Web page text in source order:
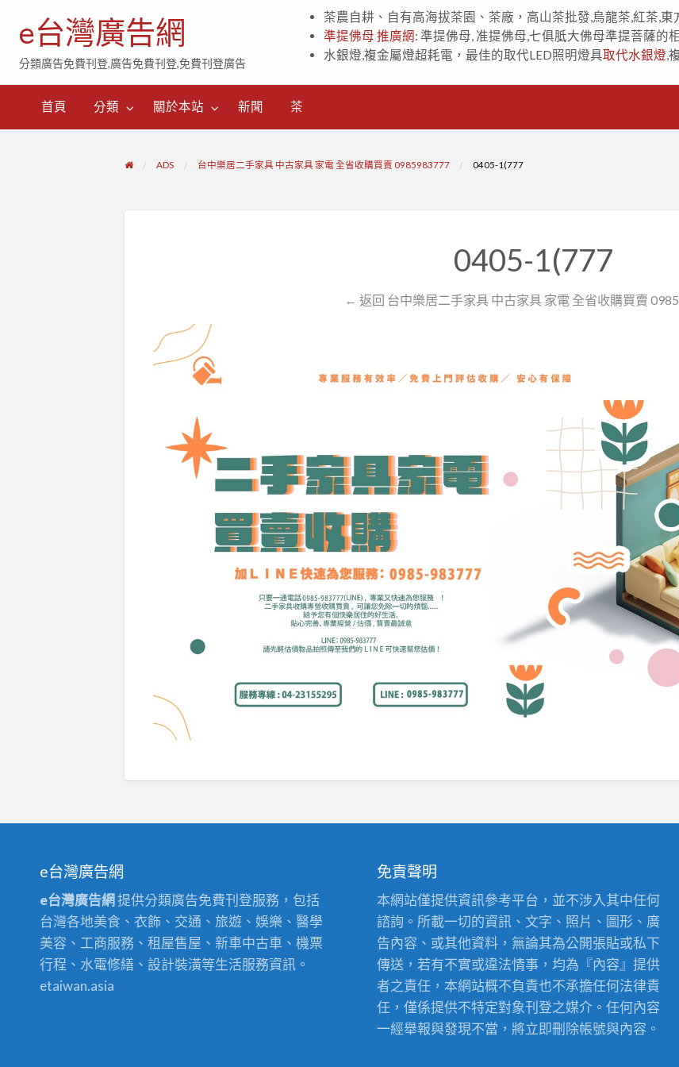
e台灣廣告網
分類廣告免費刊登,廣告免費刊登,免費刊登廣告
茶農自耕、自有高海拔茶園、茶廠，高山茶批發,烏龍茶,紅茶,東
準提佛母 推廣網: 準提佛母, 准提佛母,七俱胝大佛母準提菩薩的
水銀燈,複金屬燈超耗電，最佳的取代LED照明燈具取代水銀燈 ,
首頁 分類 關於本站 新聞 茶
ADS 台中樂居二手家具 中古家具 家電 全省收購買賣 0985983777 0405-1(777
0405-1(777
← 返回 台中樂居二手家具 中古家具 家電 全省收購買賣
e台灣廣告網
e台灣廣告網提供分類廣告免費刊登服務，包括
台灣各地美食、衣飾、交通、旅遊、娛樂、醫學
美容、工商服務、租屋售屋、新車中古車、機票
行程、水電修繕、設計裝潢等生活服務資訊。
etaiwan.asia
免責聲明
本網站僅提供資訊參考平台，並不涉入其中任何
諮詢。所載一切的資訊、文字、照片、圖形、廣
告內容、或其他資料，無論其為公開張貼或私下
傳送，若有不實或違法情事，均為『內容』提供
者之責任，本網站概不負責也不承擔任何法律責
任，僅係提供不特定對象刊登之媒介。任何內容
一經舉報與發現不當，將立即刪除帳號與內容。